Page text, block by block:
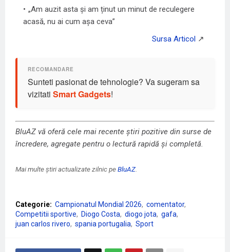
„Am auzit asta și am ținut un minut de reculegere
acasă, nu ai cum așa ceva”
Sunteti pasionat de tehnologie? Va sugeram sa
vizitati Smart Gadgets!
BluAZ vă oferă cele mai recente știri pozitive din surse de
încredere, agregate pentru o lectură rapidă și completă.
Mai multe știri actualizate zilnic peBluAZ
Categorie: Campionatul Mondial 2026
comentator
Competitii sportive
Diogo Costa diogo jota
gafa
juan carlos rivero
spania portugalia Sport